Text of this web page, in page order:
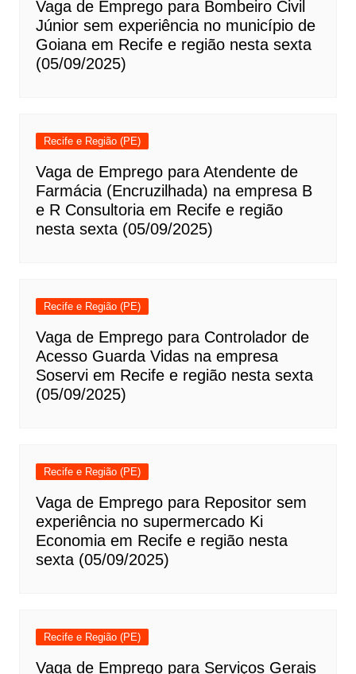
Vaga de Emprego para Bombeiro Civil
Júnior sem experiência no município de
Goiana em Recife e região nesta sexta
(05/09/2025)
Recife e Região (PE)
Vaga de Emprego para Atendente de
Farmácia (Encruzilhada) na empresa B
e R Consultoria em Recife e região
nesta sexta (05/09/2025)
Recife e Região (PE)
Vaga de Emprego para Controlador de
Acesso Guarda Vidas na empresa
Soservi em Recife e região nesta sexta
(05/09/2025)
Recife e Região (PE)
Vaga de Emprego para Repositor sem
experiência no supermercado Ki
Economia em Recife e região nesta
sexta (05/09/2025)
Recife e Região (PE)
Vaga de Emprego para Serviços Gerais